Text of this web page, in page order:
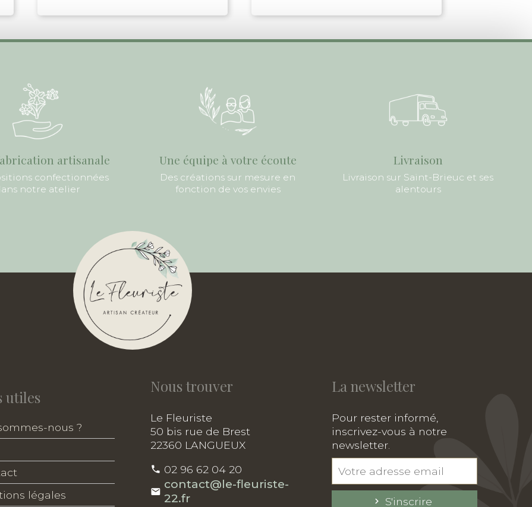
artisanale
confectionnées
notre atelier
Une équipe à votre écoute
Des créations sur mesure en
fonction de vos envies
Livraison
Livraison sur Saint-Brieuc et ses
alentours
utiles
nous ?
légales
Nous trouver
Le Fleuriste
50 bis rue de Brest
22360 LANGUEUX
02 96 62 04 20
contact@le-fleuriste-
22.fr
La newsletter
Pour rester informé,
inscrivez-vous à notre
newsletter.
S'inscrire